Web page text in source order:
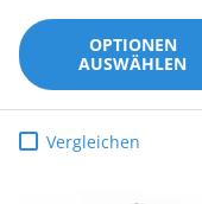
OPTIONEN
AUSWÄHLEN
Vergleichen